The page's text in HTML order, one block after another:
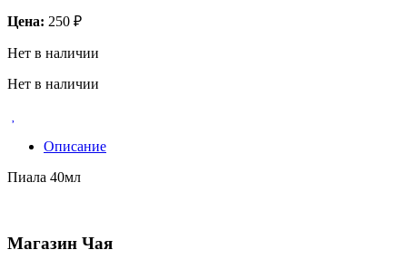
Цена: 250 ₽
Нет в наличии
Нет в наличии
Описание
Пиала 40мл
Магазин Чая